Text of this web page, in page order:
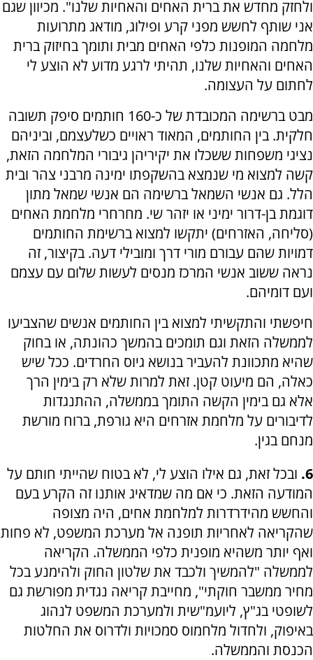
ולחזק מחדש את ברית האחים והאחיות שלנו". מכיוון שגם
אני שותף לחשש מפני קרע ופילוג, מודאג מתרועות
מלחמה המופנות כלפי האחים מבית ותומך בחיזוק ברית
האחים והאחיות שלנו, תהיתי לרגע מדוע לא הוצע לי
לחתום על העצומה.
מבט ברשימה המכובדת של כ-160 חותמים סיפק תשובה
חלקית. בין החותמים, המאוד ראויים כשלעצמם, וביניהם
נציגי משפחות ששכלו את יקיריהן גיבורי המלחמה הזאת,
קשה למצוא מי שנמצא בהשקפתו ימינה מרבני צהר ובית
הלל. גם אנשי השמאל ברשימה הם אנשי שמאל מתון
דוגמת בן-דרור ימיני או יזהר שי. מחרחרי מלחמת האחים
(סליחה, האזרחים) יתקשו למצוא ברשימת החותמים
דמויות שהם עבורם מורי דרך ומובילי דעה. בקיצור, זה
נראה ששוב אנשי המרכז מנסים לעשות שלום עם עצמם
ועם דומיהם.
חיפשתי והתקשיתי למצוא בין החותמים אנשים שהצביעו
לממשלה הזאת וגם תומכים בהמשך כהונתה, או בחוק
שהיא מתכוונת להעביר בנושא גיוס החרדים. ככל שיש
כאלה, הם מיעוט קטן. זאת למרות שלא רק בימין הרך
אלא גם בימין הקשה התומך בממשלה, ההתנגדות
לדיבורים על מלחמת אזרחים היא גורפת, ברוח מורשת
מנחם בגין.
6. ובכל זאת, גם אילו הוצע לי, לא בטוח שהייתי חותם על
המודעה הזאת. כי אם מה שמדאיג אותנו זה הקרע בעם
והחשש מהידרדרות למלחמת אחים, היה מצופה
שהקריאה לאחריות תופנה אל מערכת המשפט, לא פחות
ואף יותר משהיא מופנית כלפי הממשלה. הקריאה
לממשלה "להמשיך ולכבד את שלטון החוק ולהימנע בכל
מחיר ממשבר חוקתי", מחייבת קריאה נגדית מפורשת גם
לשופטי בג"ץ, ליועמ"שית ולמערכת המשפט לנהוג
באיפוק, ולחדול מלחמוס סמכויות ולדרוס את החלטות
הכנסת והממשלה.